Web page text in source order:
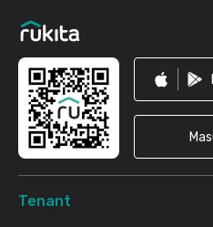
Tenant